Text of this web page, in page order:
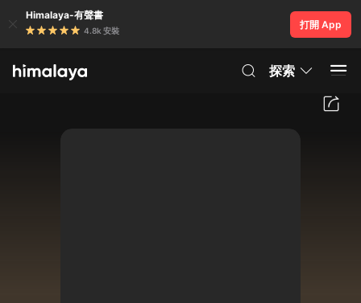
Himalaya-有聲書
4.8k 安裝
打開 App
探索